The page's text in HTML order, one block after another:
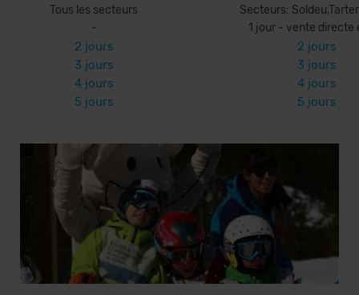
Tous les secteurs
Secteurs:
-
1 jour - vente directe
2 jours
2 jours
3 jours
3 jours
4 jours
4 jours
5 jours
5 jours